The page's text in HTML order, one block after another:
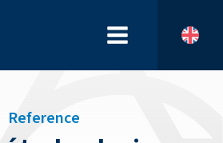
Reference